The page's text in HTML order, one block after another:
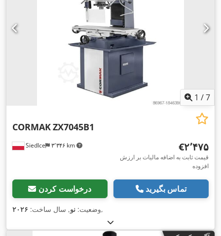
1 /7
Siedlce ۳٬۳۴۶ km
CORMAKZX7045B1
‎€۲٬۴۷۵
قیمت ثابت به اضافه مالیات بر ارزش
افزوده
درخواست کردن تماس بگیرید
وضعیت: نو, سال ساخت: ۲۰۲۶ ,